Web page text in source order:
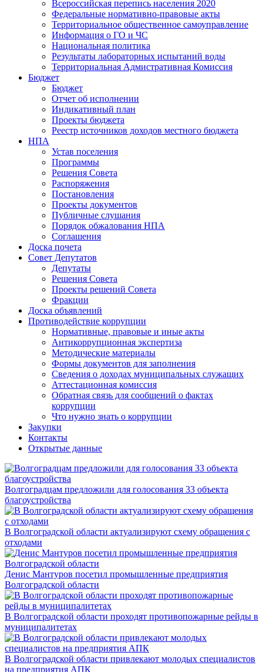
Всероссийская перепись населения 2020
Федеральные нормативно-правовые акты
Территориальное общественное самоуправление
Информация о ГО и ЧС
Национальная политика
Результаты лабораторных испытаний воды
Территориальная Адмистративная Комиссия
Бюджет
Бюджет
Отчет об исполнении
Индикативный план
Проекты бюджета
Реестр источников доходов местного бюджета
НПА
Устав поселения
Программы
Решения Совета
Распоряжения
Постановления
Проекты документов
Публичные слушания
Порядок обжалования НПА
Соглашения
Доска почета
Совет Депутатов
Депутаты
Решения Совета
Проекты решений Совета
Фракции
Доска объявлений
Противодействие коррупции
Нормативные, правовые и иные акты
Антикоррупционная экспертиза
Методические материалы
Формы документов для заполнения
Сведения о доходах муниципальных служащих
Аттестационная комиссия
Обратная связь для сообщений о фактах
коррупции
Что нужно знать о коррупции
Закупки
Контакты
Открытые данные
Волгоградцам предложили для голосования 33 объекта
благоустройства
В Волгоградской области актуализируют схему обращения с
отходами
Денис Мантуров посетил промышленные предприятия
Волгоградской области
В Волгоградской области проходят противопожарные рейды в
муниципалитетах
В Волгоградской области привлекают молодых специалистов
на предприятия АПК